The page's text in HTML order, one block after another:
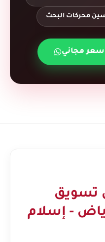
محركات البحث
مجاني
تسويق
- إسلام